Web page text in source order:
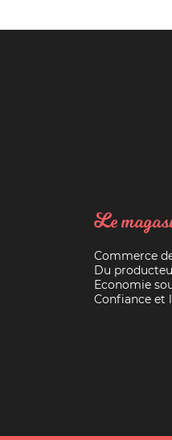
Le
Commerce
Du
Economie
Confiance et